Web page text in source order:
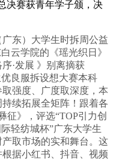
决赛获青年学子颁，决
东）大学生时拆周公益
云学院的《瑶光织日》
·发展 》别离摘获
良服拆设想大赛本科
强度、广度取深度，本
续拓展全矩阵！跟着各
征》，评选“TOP引力创
轻纺城杯”广东大学生
取市场的实和舞台。这
据小红书、抖音、视频